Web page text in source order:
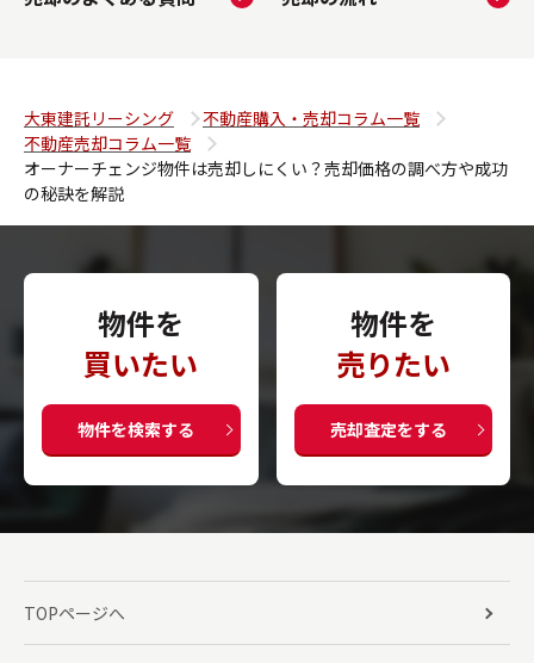
大東建託リーシング
不動産購入・売却コラム一覧
不動産売却コラム一覧
オーナーチェンジ物件は売却しにくい？売却価格の調べ方や成功
の秘訣を解説
物件を
買いたい
物件を検索する
物件を
売りたい
売却査定をする
TOPページへ